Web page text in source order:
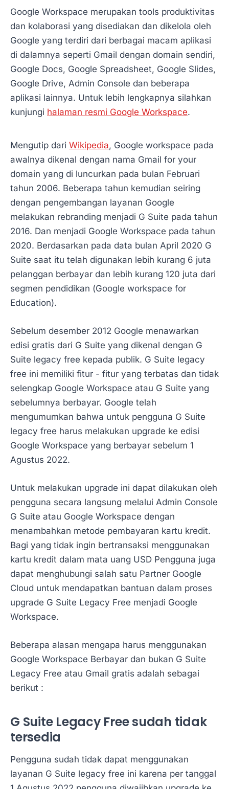
Google Workspace merupakan tools produktivitas
dan kolaborasi yang disediakan dan dikelola oleh
Google yang terdiri dari berbagai macam aplikasi
di dalamnya seperti Gmail dengan domain sendiri,
Google Docs, Google Spreadsheet, Google Slides,
Google Drive, Admin Console dan beberapa
aplikasi lainnya. Untuk lebih lengkapnya silahkan
kunjungi halaman resmi Google Workspace.
Mengutip dari Wikipedia, Google workspace pada
awalnya dikenal dengan nama Gmail for your
domain yang di luncurkan pada bulan Februari
tahun 2006. Beberapa tahun kemudian seiring
dengan pengembangan layanan Google
melakukan rebranding menjadi G Suite pada tahun
2016. Dan menjadi Google Workspace pada tahun
2020. Berdasarkan pada data bulan April 2020 G
Suite saat itu telah digunakan lebih kurang 6 juta
pelanggan berbayar dan lebih kurang 120 juta dari
segmen pendidikan (Google workspace for
Education).
Sebelum desember 2012 Google menawarkan
edisi gratis dari G Suite yang dikenal dengan G
Suite legacy free kepada publik. G Suite legacy
free ini memiliki fitur - fitur yang terbatas dan tidak
selengkap Google Workspace atau G Suite yang
sebelumnya berbayar. Google telah
mengumumkan bahwa untuk pengguna G Suite
legacy free harus melakukan upgrade ke edisi
Google Workspace yang berbayar sebelum 1
Agustus 2022.
Untuk melakukan upgrade ini dapat dilakukan oleh
pengguna secara langsung melalui Admin Console
G Suite atau Google Workspace dengan
menambahkan metode pembayaran kartu kredit.
Bagi yang tidak ingin bertransaksi menggunakan
kartu kredit dalam mata uang USD Pengguna juga
dapat menghubungi salah satu Partner Google
Cloud untuk mendapatkan bantuan dalam proses
upgrade G Suite Legacy Free menjadi Google
Workspace.
Beberapa alasan mengapa harus menggunakan
Google Workspace Berbayar dan bukan G Suite
Legacy Free atau Gmail gratis adalah sebagai
berikut :
G Suite Legacy Free sudah tidak
tersedia
Pengguna sudah tidak dapat menggunakan
layanan G Suite legacy free ini karena per tanggal